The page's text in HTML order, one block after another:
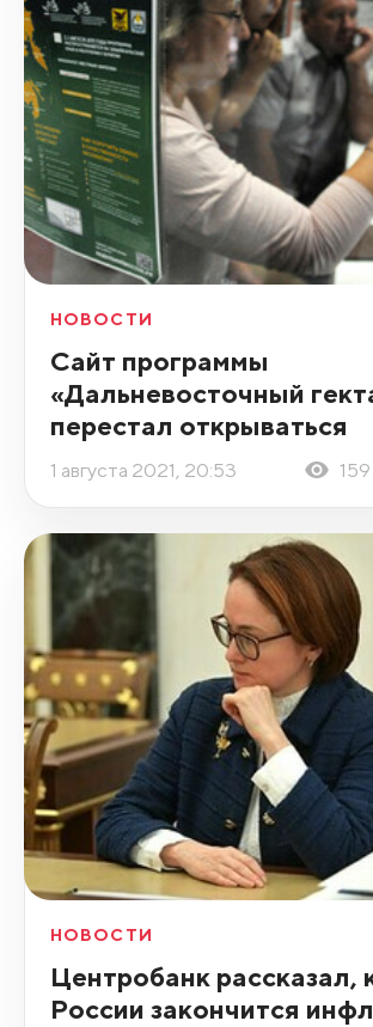
НОВОСТИ
Сайт программы
«Дальневосточный
перестал открываться
1 августа 2021, 20:53 159
НОВОСТИ
Центробанк рассказал,
России закончится